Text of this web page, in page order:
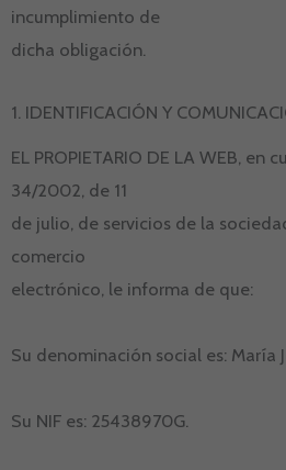
incumplimiento de
dicha obligación.
1. IDENTIFICACIÓN Y
EL PROPIETARIO DE LA WEB, en
34/2002, de 11
de julio, de servicios de la
comercio
electrónico, le informa de que:
Su denominación social es: María
Su NIF es: 25438970G.